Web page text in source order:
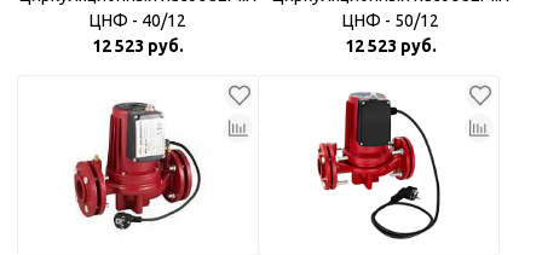
ЦНФ - 40/12
12 523 руб.
ЦНФ - 50/12
12 523 руб.